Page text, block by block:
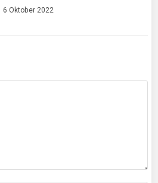
6 Oktober 2022